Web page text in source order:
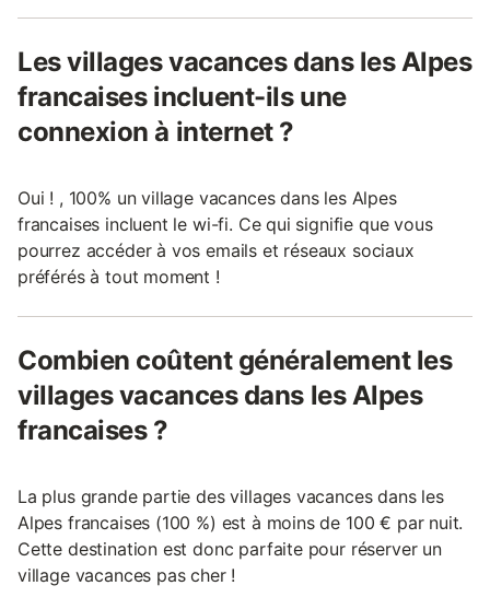
Les villages vacances dans les Alpes
francaises incluent-ils une
connexion à internet ?
Oui ! , 100% un village vacances dans les Alpes
francaises incluent le wi-fi. Ce qui signifie que vous
pourrez accéder à vos emails et réseaux sociaux
préférés à tout moment !
Combien coûtent généralement les
villages vacances dans les Alpes
francaises ?
La plus grande partie des villages vacances dans les
Alpes francaises (100 %) est à moins de 100 € par nuit.
Cette destination est donc parfaite pour réserver un
village vacances pas cher !